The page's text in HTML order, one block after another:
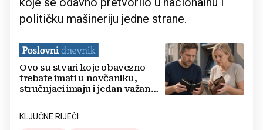
političku mašineriju jedne strane.
Ovo su stvari koje obavezno
trebate imati u novčaniku,
stručnjaci imaju i jedan važan
KLJUČNE RIJEČI